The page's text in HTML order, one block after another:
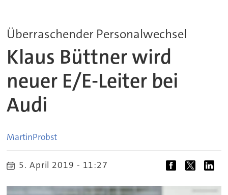
Überraschender Personalwechsel
Klaus Büttner wird
neuer E/E-Leiter bei
Audi
MartinProbst
5. April 2019 - 11:27